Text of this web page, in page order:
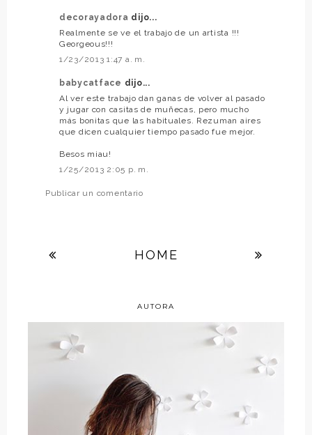
decorayadora dijo...
Realmente se ve el trabajo de un artista !!!
Georgeous!!!
1/23/2013 1:47 a. m.
babycatface dijo...
Al ver este trabajo dan ganas de volver al pasado
y jugar con casitas de muñecas, pero mucho
más bonitas que las habituales. Rezuman aires
que dicen cualquier tiempo pasado fue mejor.
Besos miau!
1/25/2013 2:05 p. m.
Publicar un comentario
HOME
AUTORA